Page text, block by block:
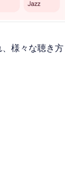
様々な聴き方